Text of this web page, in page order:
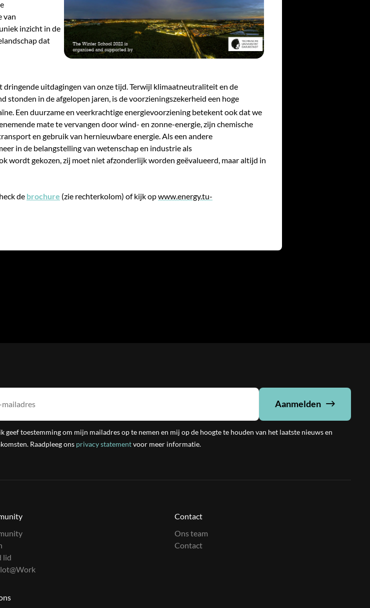
van
inzicht in de
dat
dringende uitdagingen van onze tijd. Terwijl klimaatneutraliteit en de
stonden in de afgelopen jaren, is de voorzieningszekerheid een hoge
Een duurzame en veerkrachtige energievoorziening betekent ook dat we
mate te vervangen door wind- en zonne-energie, zijn chemische
en gebruik van hernieuwbare energie. Als een andere
in de belangstelling van wetenschap en industrie als
wordt gekozen, zij moet niet afzonderlijk worden geëvalueerd, maar altijd in
de brochure (zie rechterkolom) of kijk opwww.energy.tu-
Aanmelden
ik geef toestemming om mijn mailadres op te nemen en mij op de hoogte te houden van het laatste nieuws en
Raadpleeg ons privacy statementvoor meer informatie.
lid
Contact
Ons team
Contact